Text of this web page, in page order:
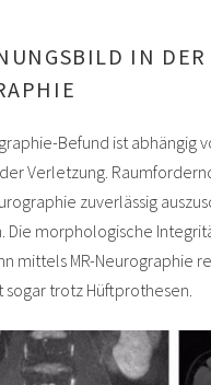
IN DER
Befund ist abhängig
Verletzung.
zuverlässig
Die morphologische
mittels MR-Neurographie
trotz Hüftprothesen.